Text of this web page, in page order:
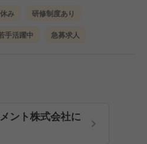
み 研修制度あり
手活躍中 急募求人
ント株式会社に